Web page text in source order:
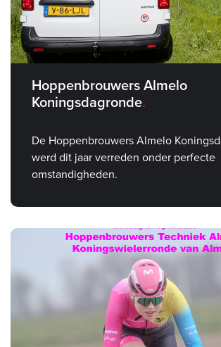
Hoppenbrouwers Almelo
Koningsdagronde
De Hoppenbrouwers Almelo
werd dit jaar verreden onder perfecte
omstandigheden.